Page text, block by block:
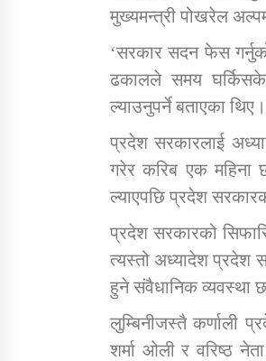
मुख्यमन्त्री पोखरेल
‘सरकार सदन फेस
ढकालले समय
ल्याउनुपर्ने बताएका थिए।
प्रदेश सरकारलाई
गरेर करिब एक महिना
ल्याएपछि प्रदेश
प्रदेश सरकारको
त्यस्तो अध्यादेश प्रदेश
हुने संवैधानिक व्यवस्था
लुम्बिनीजस्तै कर्णाली
शर्मा ओली र वरिष्ठ